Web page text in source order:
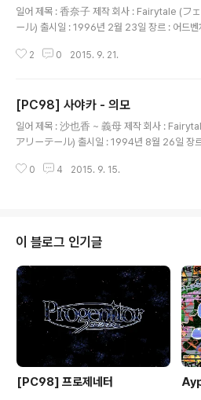
는 신비한 보석을 가진 소녀 나디아가 가고일이
는 네오 아틀란티스에 복수하기 위해 건조된 고
러 남태평양의 피지 군도 해역에서 네오 아틀란티
일어 제목 : 香奈子 제작 회사 : Fairytale (フ
ール) 출시일 : 1996년 2월 23일 장르 : 어드벤
략 사이트 : http://www013.upp.so-
동을 열심히 하지만 번번이 실패하여 초조해 하던
생 세노오 카나코(妹尾香奈子)가 속옷 회사인
면접 보러 갔다가 다나카 부장의 성희롱을 어떻
게 되는 이야기를 그리고 있는데, 초반 면접 후에
2 0 2015. 9. 21.
[PC98] 사야카 - 의모
일어 제목 : 沙也香 ~ 義母 제작 회사 :
アリーテール) 출시일 : 1994년 8월 26일 장
と まさふみ) 게임 설명 페어리테일의 소속 브랜
로, 딸 나츠미, 가정부 미나코)과 함께 생활하면서
는 이야기를 그리고 있는데, '이름 시리즈' 답게 이
전개보다는 커맨드 선택에 따라서 등장인물들의
를 보여주는 것에 중점을 두고 있습니다.
0 4 2015. 9. 15.
이 블로그 인기글
[PC98] 프로제네터